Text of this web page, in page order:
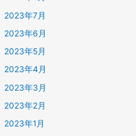
2023年7月
2023年6月
2023年5月
2023年4月
2023年3月
2023年2月
2023年1月